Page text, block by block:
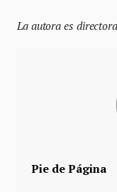
La autora es
Pie de Página